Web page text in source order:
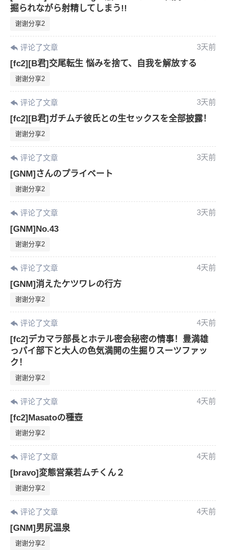
掘られながら射精してしまう!!
谢谢分享2
评论了文章 3天前
[fc2][B君]交尾転生 悩みを捨て、自我を解放する
谢谢分享2
评论了文章 3天前
[fc2][B君]ガチムチ彼氏との生セックスを全部披露！
谢谢分享2
评论了文章 3天前
[GNM]さんのプライベート
谢谢分享2
评论了文章 3天前
[GNM]No.43
谢谢分享2
评论了文章 4天前
[GNM]消えたケツワレの行方
谢谢分享2
评论了文章 4天前
[fc2]デカマラ部長とホテル密会秘密の情事！豊満雄
っパイ部下と大人の色気満開の生掘りスーツファッ
ク！
谢谢分享2
评论了文章 4天前
[fc2]Masatoの種壺
谢谢分享2
评论了文章 4天前
[bravo]変態営業若ムチくん２
谢谢分享2
评论了文章 4天前
[GNM]男尻温泉
谢谢分享2
您没有权限发布内容，请购买会员或者提升权
忘记密码？